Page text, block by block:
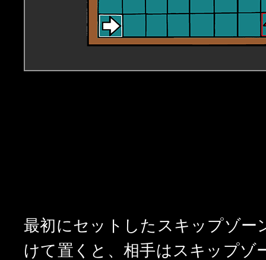
最初にセットしたスキップゾー
けて置くと、相手はスキップゾ